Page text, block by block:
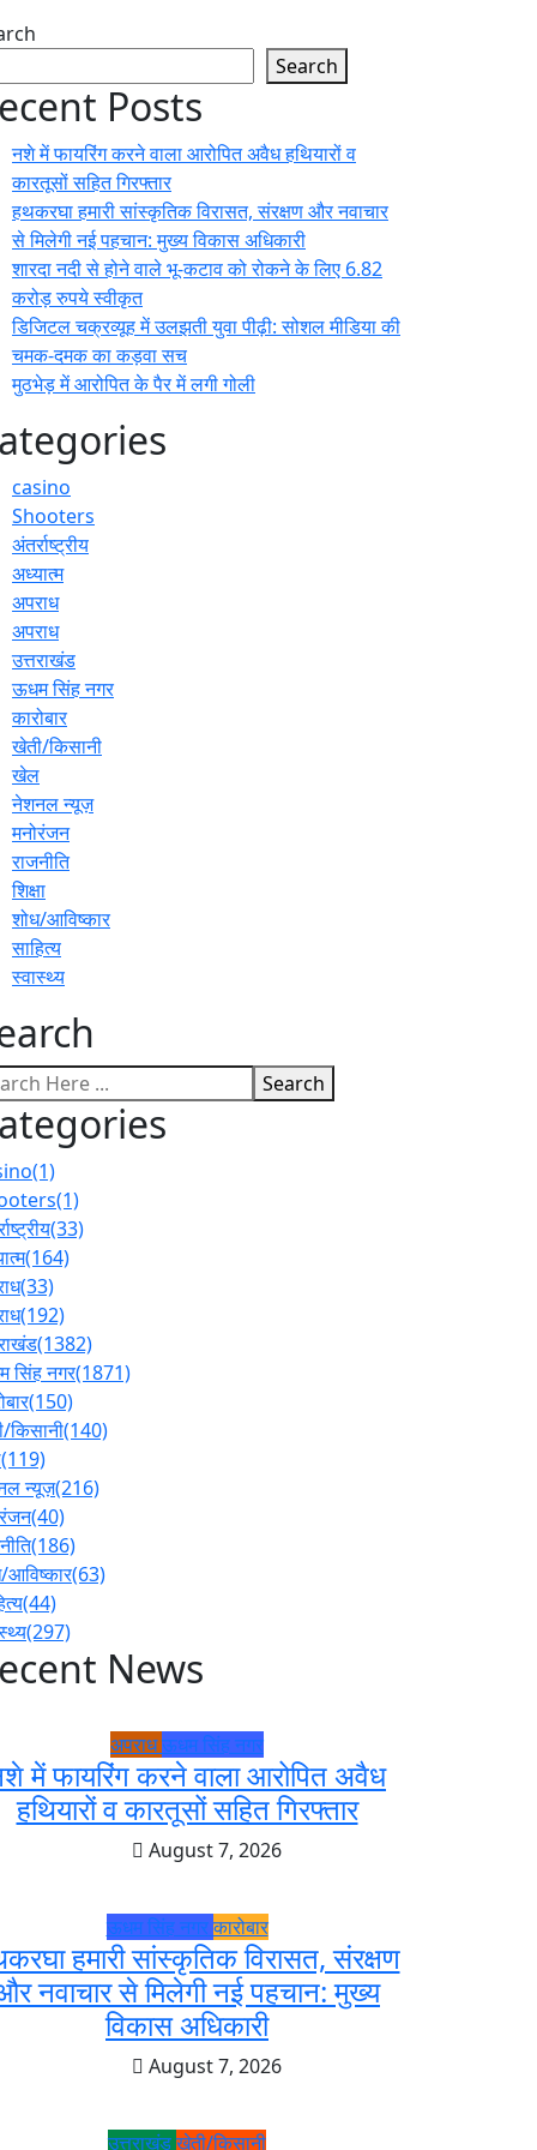
Search
Posts
नशे में फायरिंग करने वाला आरोपित अवैध हथियारों व
कारतूसों सहित गिरफ्तार
हथकरघा हमारी सांस्कृतिक विरासत, संरक्षण और नवाचार
से मिलेगी नई पहचान: मुख्य विकास अधिकारी
शारदा नदी से होने वाले भू-कटाव को रोकने के लिए 6.82
करोड़ रुपये स्वीकृत
डिजिटल चक्रव्यूह में उलझती युवा पीढ़ी: सोशल मीडिया की
चमक-दमक का कड़वा सच
मुठभेड़ में आरोपित के पैर में लगी गोली
casino
Shooters
अंतर्राष्ट्रीय
अध्यात्म
अपराध
अपराध
उत्तराखंड
ऊधम सिंह नगर
कारोबार
खेती/किसानी
खेल
नेशनल न्यूज़
मनोरंजन
राजनीति
शिक्षा
शोध/आविष्कार
साहित्य
स्वास्थ्य
Search
(1)
(1)
(33)
(164)
(33)
(192)
(1382)
सिंह नगर(1871)
(150)
किसानी(140)
(119)
न्यूज़(216)
(40)
(186)
आविष्कार(63)
(44)
(297)
News
अपराधऊधम सिंह नगर
में फायरिंग करने वाला आरोपित अवैध
हथियारों व कारतूसों सहित गिरफ्तार
August 7, 2026
ऊधम सिंह नगर कारोबार
हमारी सांस्कृतिक विरासत, संरक्षण
नवाचार से मिलेगी नई पहचान: मुख्य
विकास अधिकारी
August 7, 2026
उत्तराखंडखेती/किसानी